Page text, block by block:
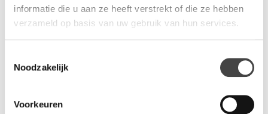
informatie die u aan ze heeft verstrekt of die ze hebben
verzameld op basis van uw gebruik van hun services.
Noodzakelijk
Voorkeuren
juiste keuze voor uw bedrijfsruimte en toepassing.
Wij staan u graag te woord via de telefoon.